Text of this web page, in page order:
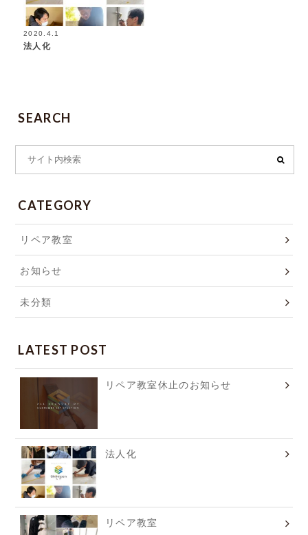
2020.4.1
法人化
SEARCH
CATEGORY
リペア教室
お知らせ
未分類
LATEST POST
リペア教室休止のお知らせ
法人化
リペア教室